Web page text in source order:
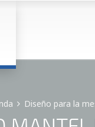
Diseño para la